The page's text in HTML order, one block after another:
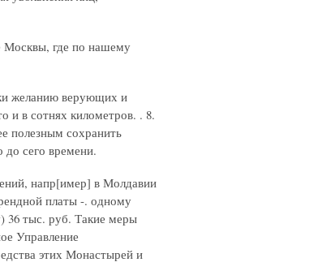
Москвы, где по нашему
желанию верующих и
и в сотнях километров. . 8.
полезным сохранить
сего времени.
напр[имер] в Молдавии
платы -. одному
36 тыс. руб. Такие меры
Управление
этих Монастырей и